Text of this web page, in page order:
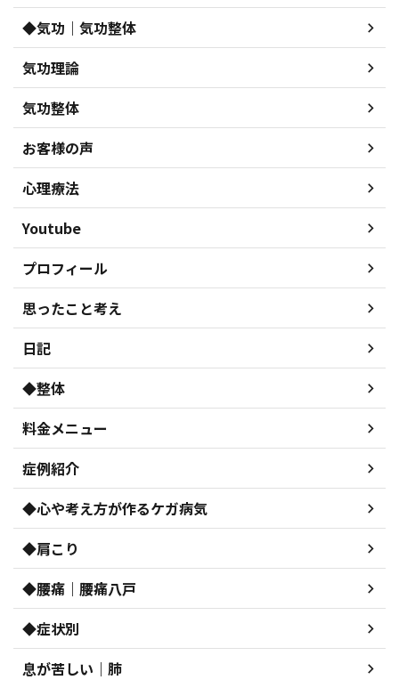
◆気功｜気功整体
気功理論
気功整体
お客様の声
心理療法
Youtube
プロフィール
思ったこと考え
日記
◆整体
料金メニュー
症例紹介
◆心や考え方が作るケガ病気
◆肩こり
◆腰痛｜腰痛八戸
◆症状別
息が苦しい｜肺